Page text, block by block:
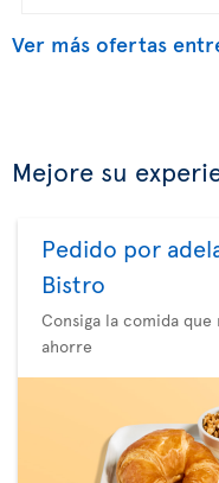
Ver más ofertas
Mejore su
Pedido por
Bistro
Consiga la comida
ahorre